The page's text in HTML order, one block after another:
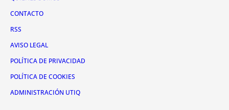
CONTACTO
RSS
AVISO LEGAL
POLÍTICA DE PRIVACIDAD
POLÍTICA DE COOKIES
ADMINISTRACIÓN UTIQ